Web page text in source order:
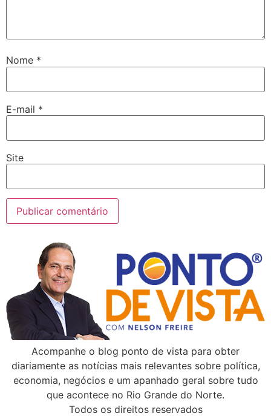
Nome *
E-mail *
Site
Acompanhe o blog ponto de vista para obter
diariamente as notícias mais relevantes sobre política,
economia, negócios e um apanhado geral sobre tudo
que acontece no Rio Grande do Norte.
Todos os direitos reservados